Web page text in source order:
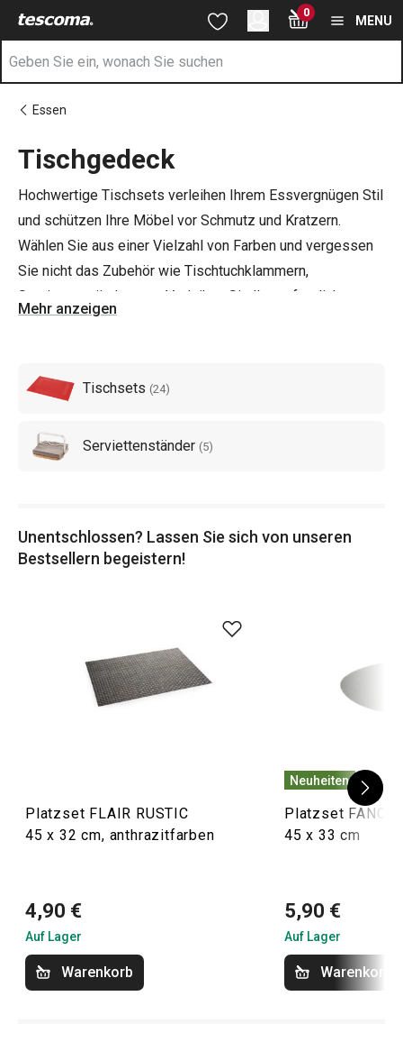
Sie befinden sich auf der Tischgedeck Seite
Zum Hauptinhalt springen
Zur Suche springen
Zur Navigation springen 0
MENU
Essen
Tischgedeck
Hochwertige Tischsets verleihen Ihrem Essvergnügen Stil
und schützen Ihre Möbel vor Schmutz und Kratzern.
Wählen Sie aus einer Vielzahl von Farben und vergessen
Sie nicht das Zubehör wie Tischtuchklammern,
Serviettenständer usw. Verleihen Sie Ihrem festlich
gedeckten Tisch den richtigen Hauch von Eleganz -
Servierutensilien
Mehr anzeigen
Tischsets (24)
Serviettenständer (5)
Unentschlossen? Lassen Sie sich von unseren
Bestsellern begeistern!
Platzset FLAIR RUSTIC
45 x 32 cm, anthrazitfarben
4,90 €
Auf Lager
Warenkorb
Neuheiten
Platzset FANCY
45 x 33 cm
5,90 €
Auf Lager
Warenkorb